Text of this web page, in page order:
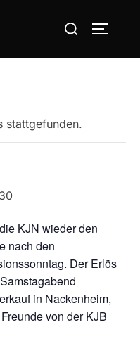
Suchen
stattgefunden.
KJN wieder den
nach den
Der Erlös
in Nackenheim,
von der KJB